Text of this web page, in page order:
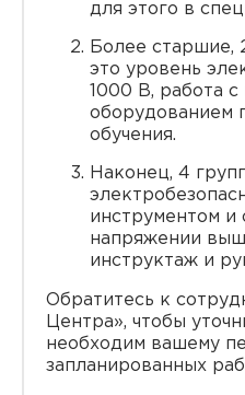
для этого в
Более старшие,
это уровень
1000 В, работа
оборудованием
обучения.
Наконец, 4
инструментом и
напряжении
инструктаж и
Обратитесь к
Центра», чтобы
необходим вашему
запланированных